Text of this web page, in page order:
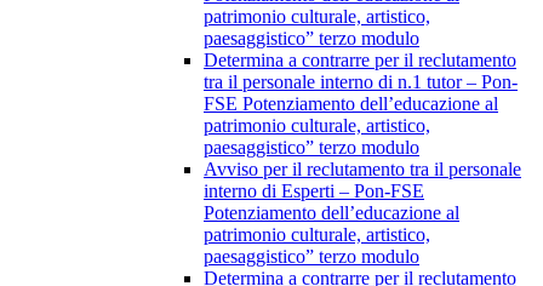
patrimonio culturale, artistico,
paesaggistico” terzo modulo
Determina a contrarre per il reclutamento
tra il personale interno di n.1 tutor – Pon-
FSE Potenziamento dell’educazione al
patrimonio culturale, artistico,
paesaggistico” terzo modulo
Avviso per il reclutamento tra il personale
interno di Esperti – Pon-FSE
Potenziamento dell’educazione al
patrimonio culturale, artistico,
paesaggistico” terzo modulo
Determina a contrarre per il reclutamento